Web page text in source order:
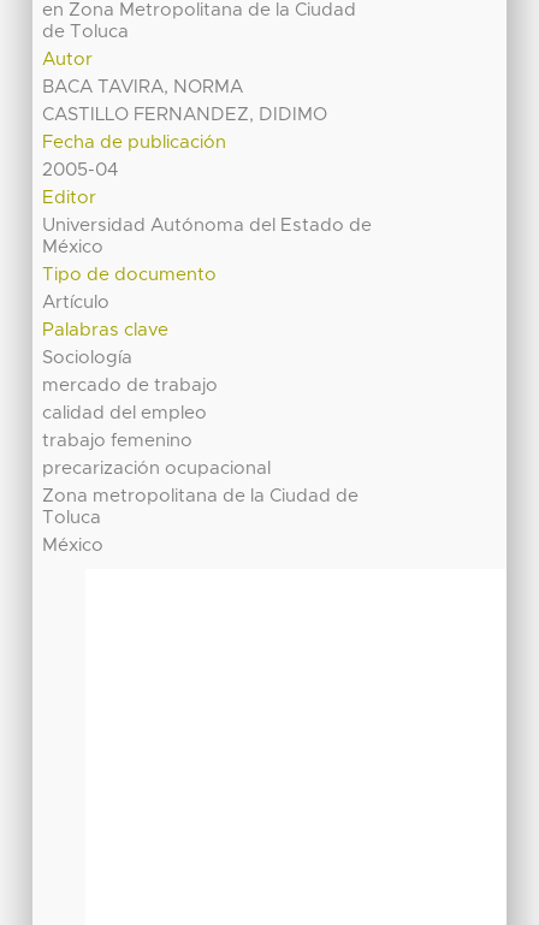
en Zona Metropolitana de la Ciudad
de Toluca
Autor
BACA TAVIRA, NORMA
CASTILLO FERNANDEZ, DIDIMO
Fecha de publicación
2005-04
Editor
Universidad Autónoma del Estado de
México
Tipo de documento
Artículo
Palabras clave
Sociología
mercado de trabajo
calidad del empleo
trabajo femenino
precarización ocupacional
Zona metropolitana de la Ciudad de
Toluca
México